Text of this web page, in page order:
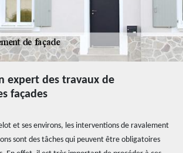
expert des travaux de
façades
et ses environs, les interventions de ravalement
sont des tâches qui peuvent être obligatoires